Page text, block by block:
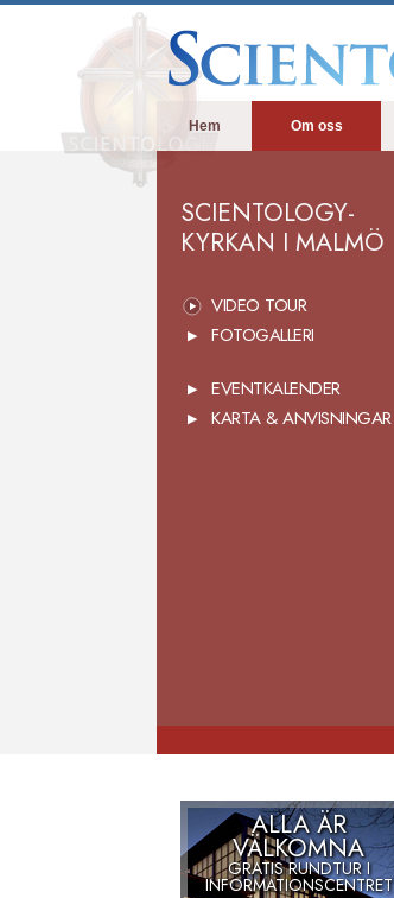
Hem Om oss
SCIENTOLOGY-
KYRKAN I MALMÖ
VIDEO TOUR
FOTOGALLERI
EVENTKALENDER
KARTA & ANVISNINGAR
ALLA ÄR
VÄLKOMNA
GRATIS RUNDTUR I
INFORMATIONSCENTRET